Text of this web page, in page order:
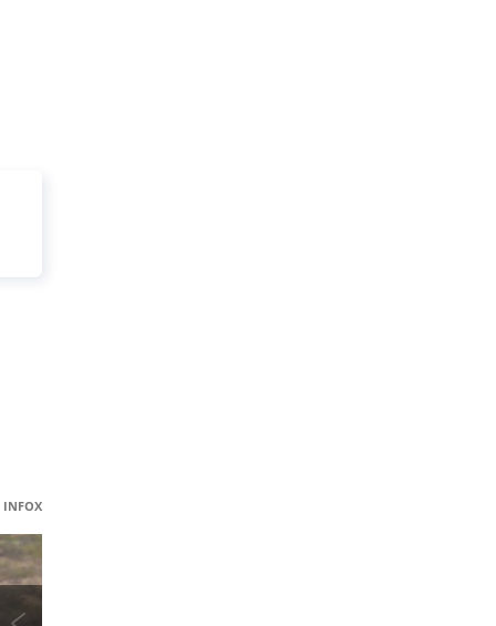
INFOX